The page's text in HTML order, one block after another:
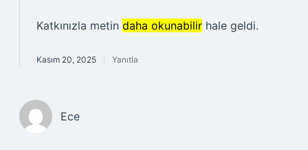
Katkınızla metin daha okunabilir hale geldi.
Kasım 20, 2025 Yanıtla
Ece